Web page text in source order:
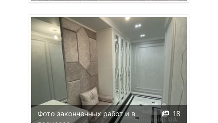
18
Фото законченных работ и в